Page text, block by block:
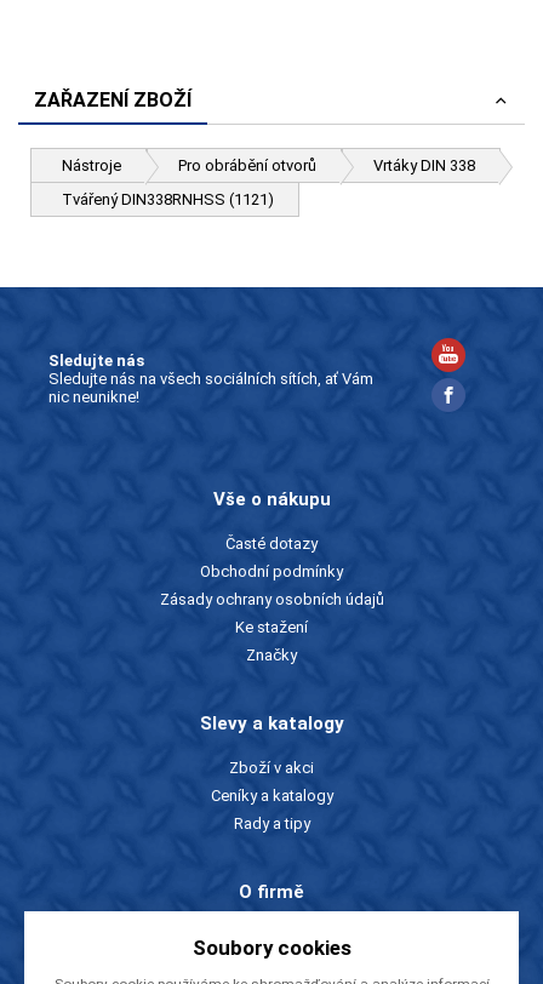
ZAŘAZENÍ ZBOŽÍ
Nástroje Pro obrábění otvorů
Vrtáky DIN 338
Tvářený DIN338RNHSS (1121)
Sledujte nás
Sledujte nás na všech sociálních sítích, ať Vám
nic neunikne!
Vše o nákupu
Časté dotazy
Obchodní podmínky
Zásady ochrany osobních údajů
Ke stažení
Značky
Slevy a katalogy
Zboží v akci
Ceníky a katalogy
Rady a tipy
O firmě
Kontakty
Soubory cookies